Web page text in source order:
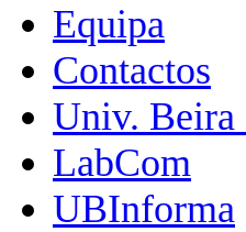
Equipa
Contactos
Univ.
LabCom
UBInforma